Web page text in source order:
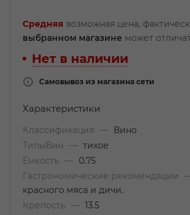
Средняя возможная цена,
выбранном магазине может
Нет в наличии
Самовывоз из магазина сети
Характеристики
Классификация —
Вино
ТипыВин
— тихое
Емкость
—
0.75
Гастрономические рекомендации
красного мяса и дичи.
Крепость
— 13.5